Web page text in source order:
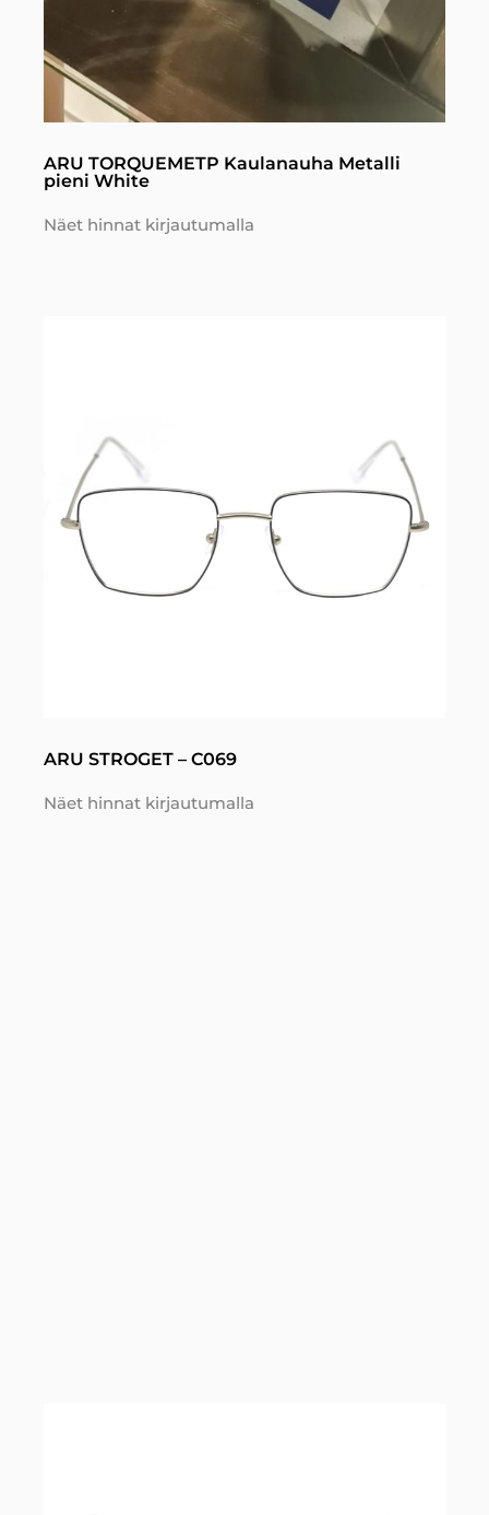
ARU TORQUEMETP Kaulanauha Metalli
pieni White
Näet hinnat kirjautumalla
ARU STROGET – C069
Näet hinnat kirjautumalla